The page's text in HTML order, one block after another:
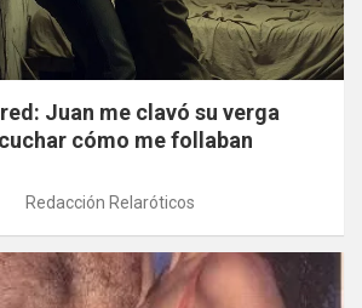
Juan me clavó su verga
cómo me follaban
Redacción Relaróticos